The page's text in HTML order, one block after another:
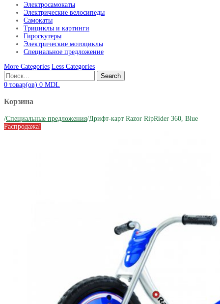
Электросамокаты
Электрические велосипеды
Самокаты
Трициклы и картинги
Гироскутеры
Электрические мотоциклы
Специальное предложение
More Categories Less Categories
Search
0 товар(ов) 0 MDL
Корзина
/Специальные предложения/Дрифт-карт Razor RipRider 360, Blue
Распродажа!